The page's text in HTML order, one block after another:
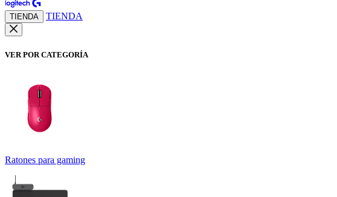
TIENDA TIENDA
VER POR CATEGORÍA
Ratones para gaming